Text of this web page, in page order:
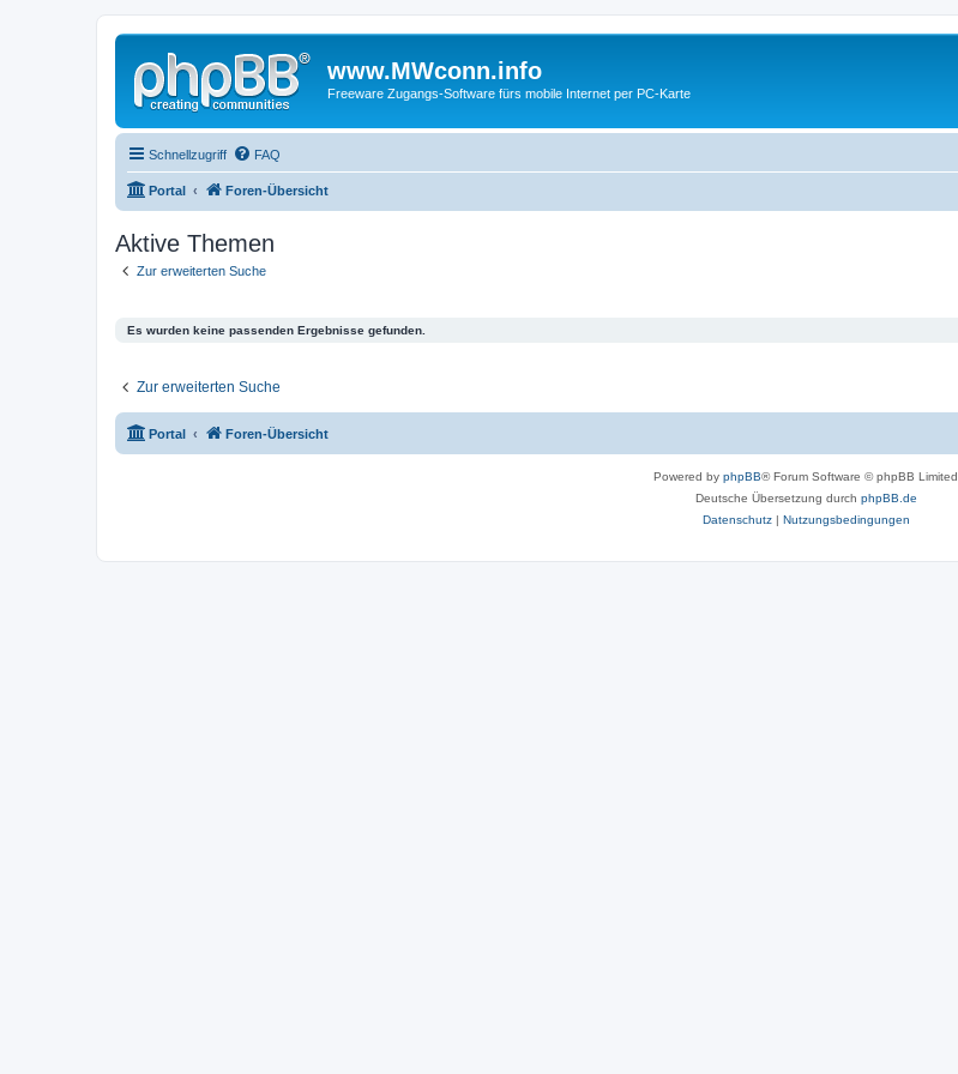
www.MWconn.info
Freeware Zugangs-Software fürs mobile Internet per PC-Karte
Schnellzugriff FAQ
Portal Foren-Übersicht
Aktive Themen
Zur erweiterten Suche
Es wurden keine passenden Ergebnisse gefunden.
Zur erweiterten Suche
Portal Foren-Übersicht
Powered by phpBB® Forum Software © phpBB Limited
Deutsche Übersetzung durch phpBB.de
Datenschutz| Nutzungsbedingungen